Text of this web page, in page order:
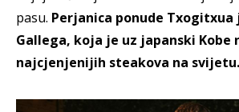
pasu. Perjanica ponude Txogitxua
Gallega, koja je uz japanski Kobe
najcjenjenijih steakova na svijetu.